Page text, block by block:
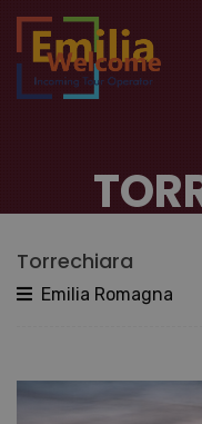
Torrechiara
Emilia Romagna